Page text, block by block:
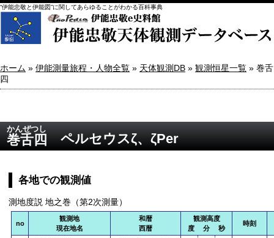
“伊能忠敬と伊能図”に関してあらゆることがわかる百科事典
ホーム » 伊能測量旅程・人物全覧 » 天体観測DB » 観測恒星一覧 » 巻舌
四
巻舌四
かんぜつし
ペルセウスζ、ζPer
各地での観測値
測地度説 地之巻（第2次測量）
no
観測地
現在地名
和暦
西暦
観測高度
度 分 秒
時刻